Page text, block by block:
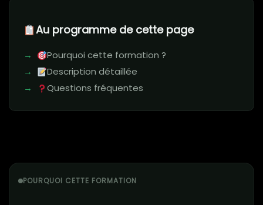
Au programme de cette page
Pourquoi cette formation ?
Description détaillée
Questions fréquentes
POURQUOI CETTE FORMATION